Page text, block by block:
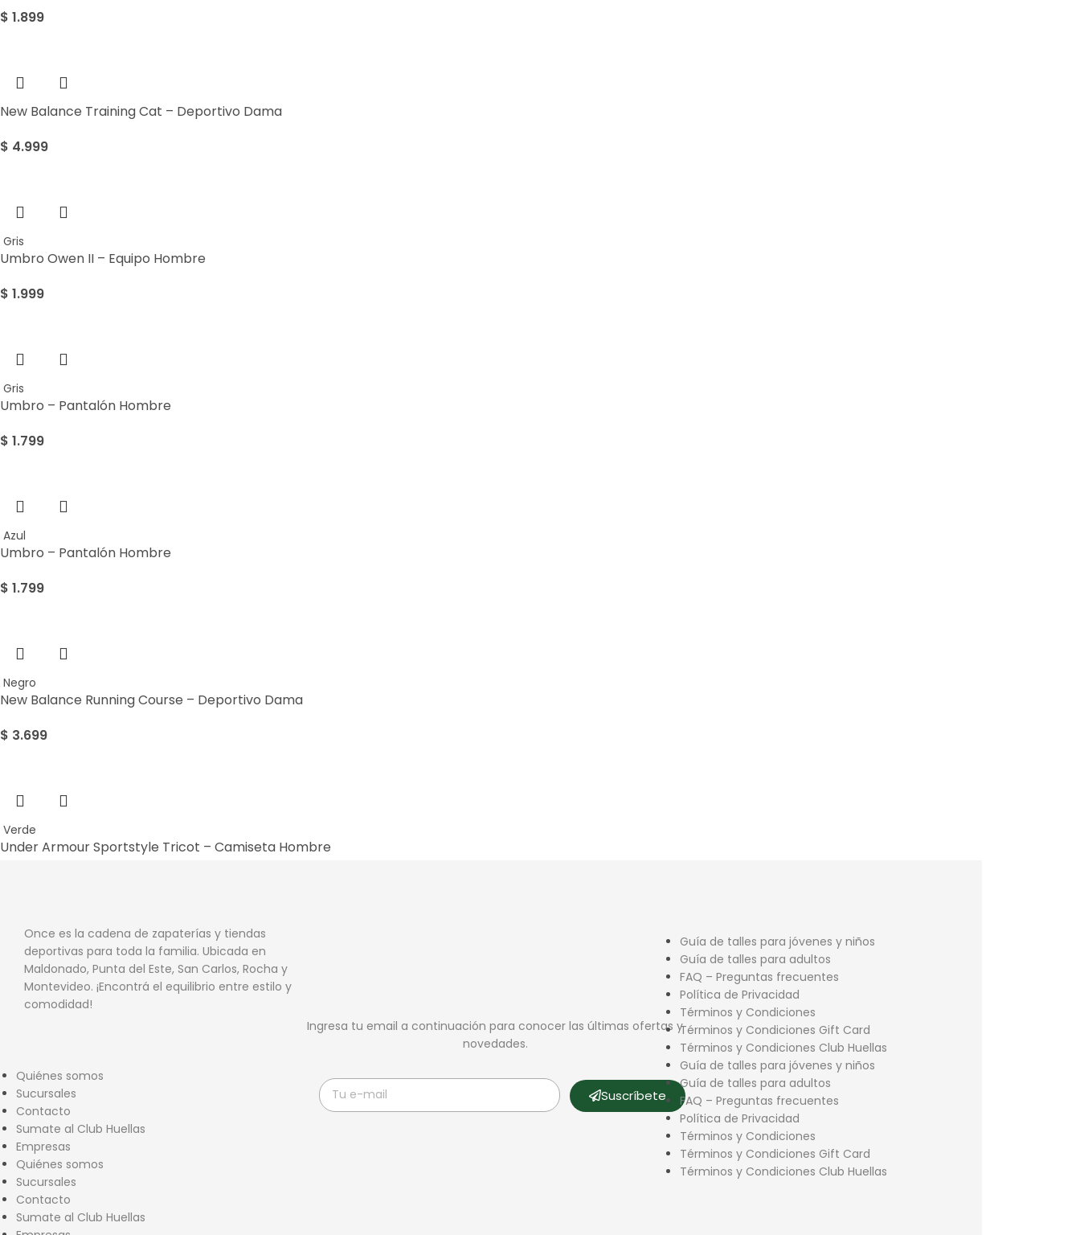
$ 1.899
New Balance Training Cat – Deportivo Dama
$ 4.999
Gris
Umbro Owen II – Equipo Hombre
$ 1.999
Gris
Umbro – Pantalón Hombre
$ 1.799
Azul
Umbro – Pantalón Hombre
$ 1.799
Negro
New Balance Running Course – Deportivo Dama
$ 3.699
Verde
Under Armour Sportstyle Tricot – Camiseta Hombre
Once es la cadena de zapaterías y tiendas
deportivas para toda la familia. Ubicada en
Maldonado, Punta del Este, San Carlos, Rocha y
Montevideo. ¡Encontrá el equilibrio entre estilo y
comodidad!
Quiénes somos
Sucursales
Contacto
Sumate al Club Huellas
Empresas
Quiénes somos
Sucursales
Contacto
Sumate al Club Huellas
Ingresa tu email a continuación para conocer las últimas ofertas y
novedades.
Suscríbete
Guía de talles para jóvenes y niños
Guía de talles para adultos
FAQ – Preguntas frecuentes
Política de Privacidad
Términos y Condiciones
Términos y Condiciones Gift Card
Términos y Condiciones Club Huellas
Guía de talles para jóvenes y niños
Guía de talles para adultos
FAQ – Preguntas frecuentes
Política de Privacidad
Términos y Condiciones
Términos y Condiciones Gift Card
Términos y Condiciones Club Huellas